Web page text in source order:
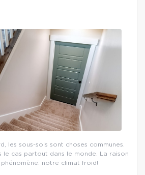
les sous-sols sont choses communes.
le cas partout dans le monde. La raison
notre climat froid!